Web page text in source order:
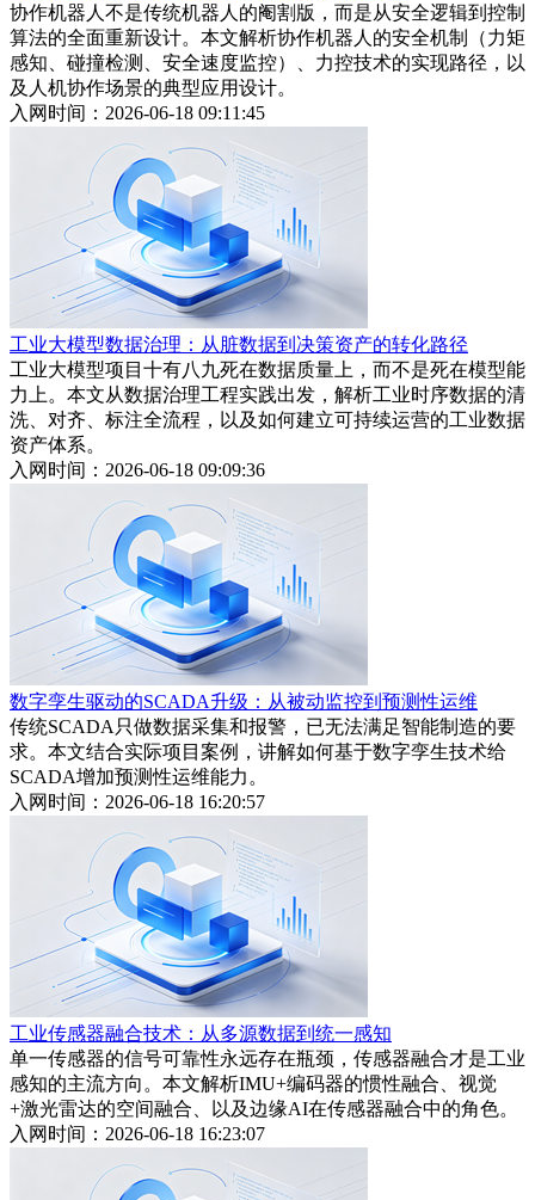
协作机器人不是传统机器人的阉割版，而是从安全逻辑到控制
算法的全面重新设计。本文解析协作机器人的安全机制（力矩
感知、碰撞检测、安全速度监控）、力控技术的实现路径，以
及人机协作场景的典型应用设计。
入网时间：2026-06-18 09:11:45
工业大模型数据治理：从脏数据到决策资产的转化路径
工业大模型项目十有八九死在数据质量上，而不是死在模型能
力上。本文从数据治理工程实践出发，解析工业时序数据的清
洗、对齐、标注全流程，以及如何建立可持续运营的工业数据
资产体系。
入网时间：2026-06-18 09:09:36
数字孪生驱动的SCADA升级：从被动监控到预测性运维
传统SCADA只做数据采集和报警，已无法满足智能制造的要
求。本文结合实际项目案例，讲解如何基于数字孪生技术给
SCADA增加预测性运维能力。
入网时间：2026-06-18 16:20:57
工业传感器融合技术：从多源数据到统一感知
单一传感器的信号可靠性永远存在瓶颈，传感器融合才是工业
感知的主流方向。本文解析IMU+编码器的惯性融合、视觉
+激光雷达的空间融合、以及边缘AI在传感器融合中的角色。
入网时间：2026-06-18 16:23:07